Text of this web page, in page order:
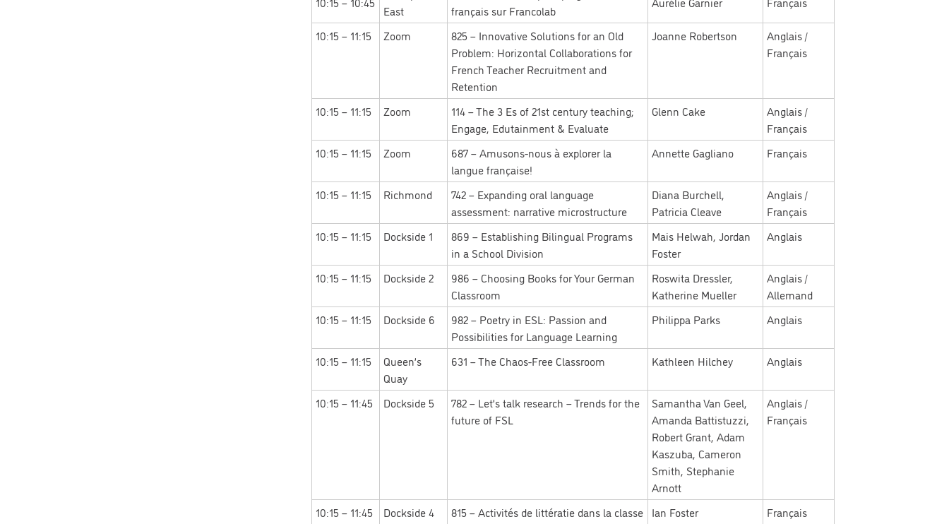
East
français sur Francolab
10:15 – 11:15 Zoom
825 – Innovative Solutions for an Old
Problem: Horizontal Collaborations for
French Teacher Recruitment and
Retention
Joanne Robertson
Anglais /
Français
10:15 – 11:15 Zoom
114 – The 3 Es of 21st century teaching;
Engage, Edutainment & Evaluate
Glenn Cake
Anglais /
Français
10:15 – 11:15
Zoom
687 – Amusons-nous à explorer la
langue française!
Annette Gagliano Français
10:15 – 11:15 Richmond
742 – Expanding oral language
assessment: narrative microstructure
Diana Burchell,
Patricia Cleave
Anglais /
Français
10:15 – 11:15
Dockside 1
869 – Establishing Bilingual Programs
in a School Division
Mais Helwah, Jordan
Foster
Anglais
10:15 – 11:15 Dockside 2
986 – Choosing Books for Your German
Classroom
Roswita Dressler,
Katherine Mueller
Anglais /
Allemand
10:15 – 11:15
Dockside 6
982 – Poetry in ESL: Passion and
Possibilities for Language Learning
Philippa Parks Anglais
10:15 – 11:15
Queen’s
Quay
631 – The Chaos-Free Classroom Kathleen Hilchey Anglais
10:15 – 11:45 Dockside 5
782 – Let’s talk research – Trends for the
future of FSL
Samantha Van Geel,
Amanda Battistuzzi,
Robert Grant, Adam
Kaszuba, Cameron
Smith, Stephanie
Arnott
Anglais /
Français
10:15 – 11:45 Dockside 4
815 – Activités de littératie dans la classe Ian Foster Français